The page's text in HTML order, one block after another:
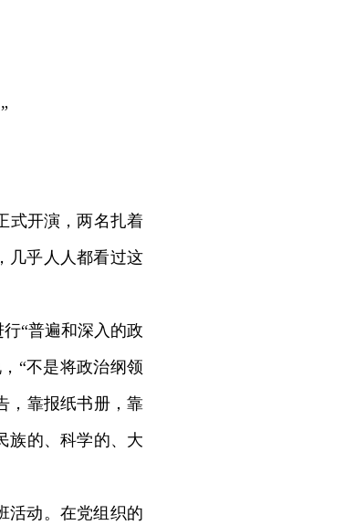
开演，两名扎着
几乎人人都看过这
“普遍和深入的政
“不是将政治纲领
，靠报纸书册，靠
族的、科学的、大
动。在党组织的